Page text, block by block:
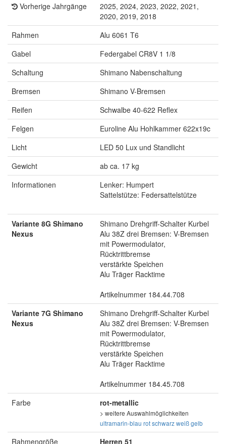
Vorherige Jahrgänge
2025, 2024, 2023, 2022, 2021,
2020, 2019, 2018
Rahmen
Alu 6061 T6
Gabel
Federgabel CR8V 1 1/8
Schaltung
Shimano Nabenschaltung
Bremsen
Shimano V-Bremsen
Reifen
Schwalbe 40-622 Reflex
Felgen
Euroline Alu Hohlkammer 622x19c
Licht
LED 50 Lux und Standlicht
Gewicht
ab ca. 17 kg
Informationen
Lenker: Humpert
Sattelstütze: Federsattelstütze
Variante 8G Shimano
Nexus
Shimano Drehgriff-Schalter Kurbel
Alu 38Z drei Bremsen: V-Bremsen
mit Powermodulator,
Rücktrittbremse
verstärkte Speichen
Alu Träger Racktime
Artikelnummer 184.44.708
Variante 7G Shimano
Nexus
Shimano Drehgriff-Schalter Kurbel
Alu 38Z drei Bremsen: V-Bremsen
mit Powermodulator,
Rücktrittbremse
verstärkte Speichen
Alu Träger Racktime
Artikelnummer 184.45.708
Farbe
rot-metallic
> weitere Auswahlmöglichkeiten
ultramarin-blau rotschwarzweißgelb
Rahmengröße Herren 51